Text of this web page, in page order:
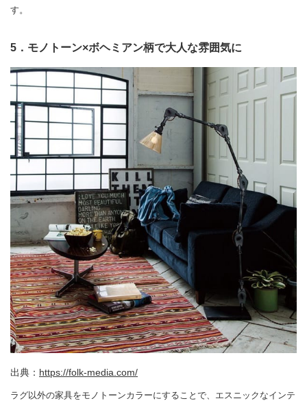
す。
5．モノトーン×ボヘミアン柄で大人な雰囲気に
出典： https://folk-media.com/
ラグ以外の家具をモノトーンカラーにすることで、エスニックなインテ